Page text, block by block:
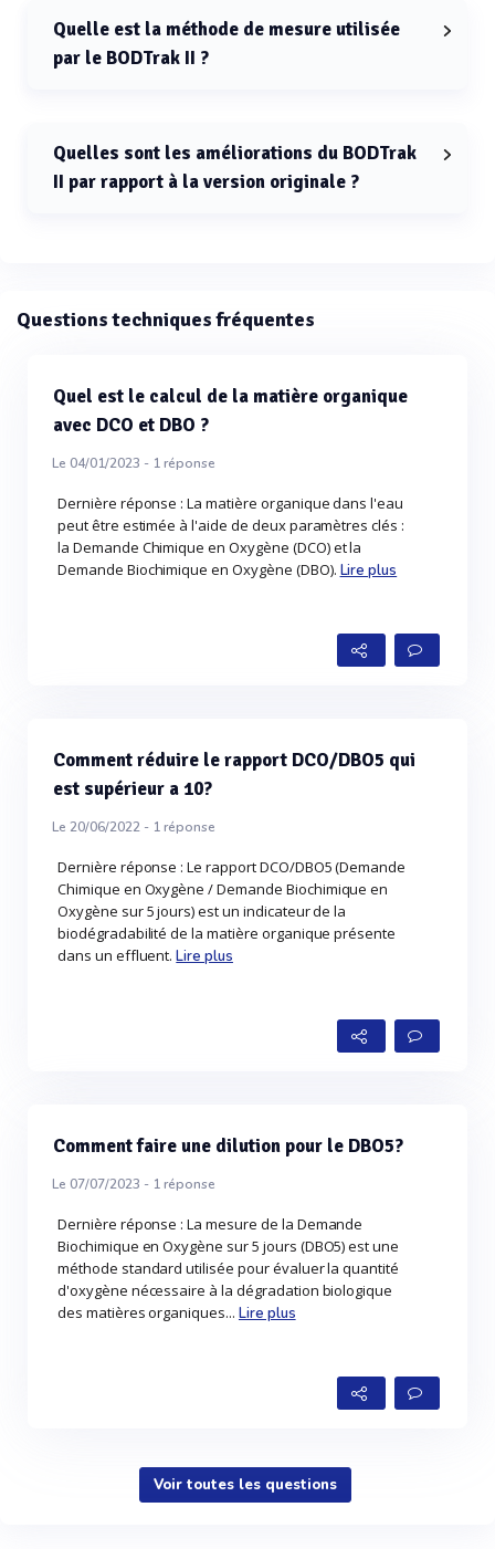
Quelle est la méthode de mesure utilisée
par le BODTrak II ?
Quelles sont les améliorations du BODTrak
II par rapport à la version originale ?
Questions techniques fréquentes
Quel est le calcul de la matière organique
avec DCO et DBO ?
Le 04/01/2023 - 1réponse
Dernière réponse : La matière organique dans l'eau
peut être estimée à l'aide de deux paramètres clés :
la Demande Chimique en Oxygène (DCO) et la
Demande Biochimique en Oxygène (DBO). Lire plus
Comment réduire le rapport DCO/DBO5 qui
est supérieur a 10?
Le 20/06/2022 - 1réponse
Dernière réponse : Le rapport DCO/DBO5 (Demande
Chimique en Oxygène / Demande Biochimique en
Oxygène sur 5 jours) est un indicateur de la
biodégradabilité de la matière organique présente
dans un effluent.Lire plus
Comment faire une dilution pour le DBO5?
Le 07/07/2023 - 1réponse
Dernière réponse : La mesure de la Demande
Biochimique en Oxygène sur 5 jours (DBO5) est une
méthode standard utilisée pour évaluer la quantité
d'oxygène nécessaire à la dégradation biologique
des matières organiques... Lire plus
Voir toutes les questions